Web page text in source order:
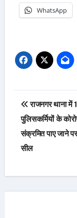
WhatsApp
Post
राजनगर थाना में
पुलिसकर्मियों के
संक्रमित पाए जाने
सील